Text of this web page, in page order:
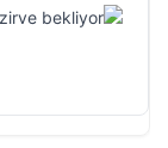
bekliyor